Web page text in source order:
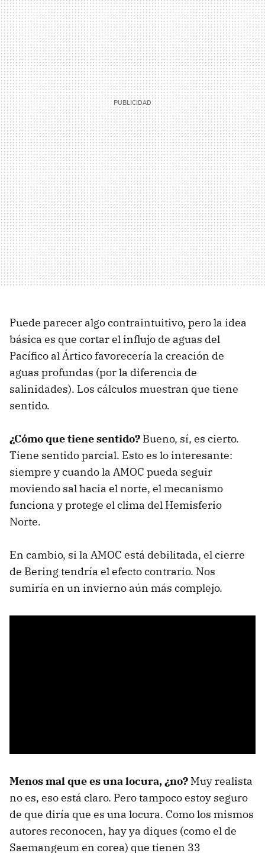
Puede parecer algo contraintuitivo, pero la idea
básica es que cortar el influjo de aguas del
Pacífico al Ártico favorecería la creación de
aguas profundas (por la diferencia de
salinidades). Los cálculos muestran que tiene
sentido.
¿Cómo que tiene sentido? Bueno, sí, es cierto.
Tiene sentido parcial. Esto es lo interesante:
siempre y cuando la AMOC pueda seguir
moviendo sal hacia el norte, el mecanismo
funciona y protege el clima del Hemisferio
Norte.
En cambio, si la AMOC está debilitada, el cierre
de Bering tendría el efecto contrario. Nos
sumiría en un invierno aún más complejo.
Menos mal que es una locura, ¿no? Muy realista
no es, eso está claro. Pero tampoco estoy seguro
de que diría que es una locura. Como los mismos
autores reconocen, hay ya diques (como el de
Saemangeum en corea) que tienen 33